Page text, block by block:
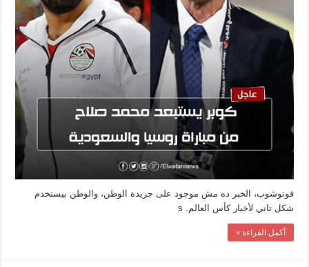
فوتوشوب، الخبر ده مش موجود على جريدة الوطن، والوطن بيستخدم
شكل تاني لأخبار كأس العالم. s
أكمل القراءة »